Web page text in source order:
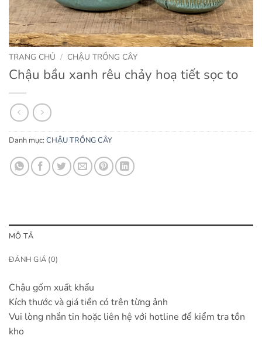
TRANG CHỦ / CHẬU TRỒNG CÂY
Chậu bầu xanh rêu chảy hoạ tiết sọc to
Danh mục: CHẬU TRỒNG CÂY
MÔ TẢ
ĐÁNH GIÁ (0)
Chậu gốm xuất khẩu
Kích thước và giá tiền có trên từng ảnh
Vui lòng nhắn tin hoặc liên hệ với hotline để kiểm tra tồn
kho